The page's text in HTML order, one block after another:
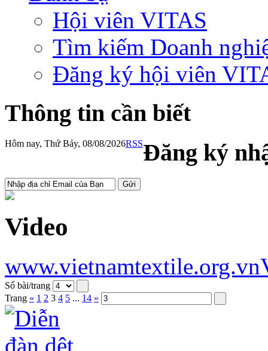
Hội viên VITAS
Tìm kiếm Doanh
Đăng ký hội viên
Thông tin cần biết
Hôm nay, Thứ Bảy, 08/08/2026RSSĐăng ký
Video
www.vietnamtextile.org.vn
Số bài/trang
Trang « 1 2 3 4 5 ... 14 »